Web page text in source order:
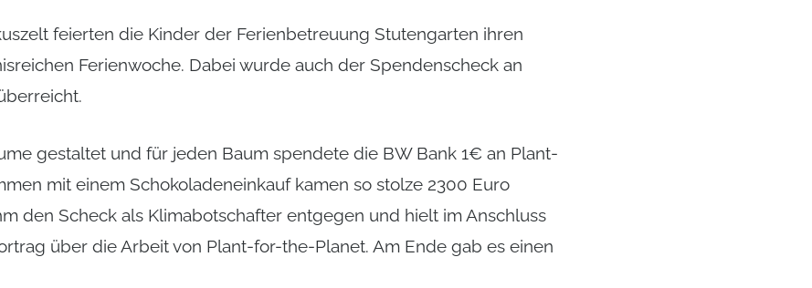
feierten die Kinder der Ferienbetreuung Stutengarten ihren
Ferienwoche. Dabei wurde auch der Spendenscheck an
gestaltet und für jeden Baum spendete die BW Bank 1€ an Plant-
mit einem Schokoladeneinkauf kamen so stolze 2300 Euro
den Scheck als Klimabotschafter entgegen und hielt im Anschluss
über die Arbeit von Plant-for-the-Planet. Am Ende gab es einen